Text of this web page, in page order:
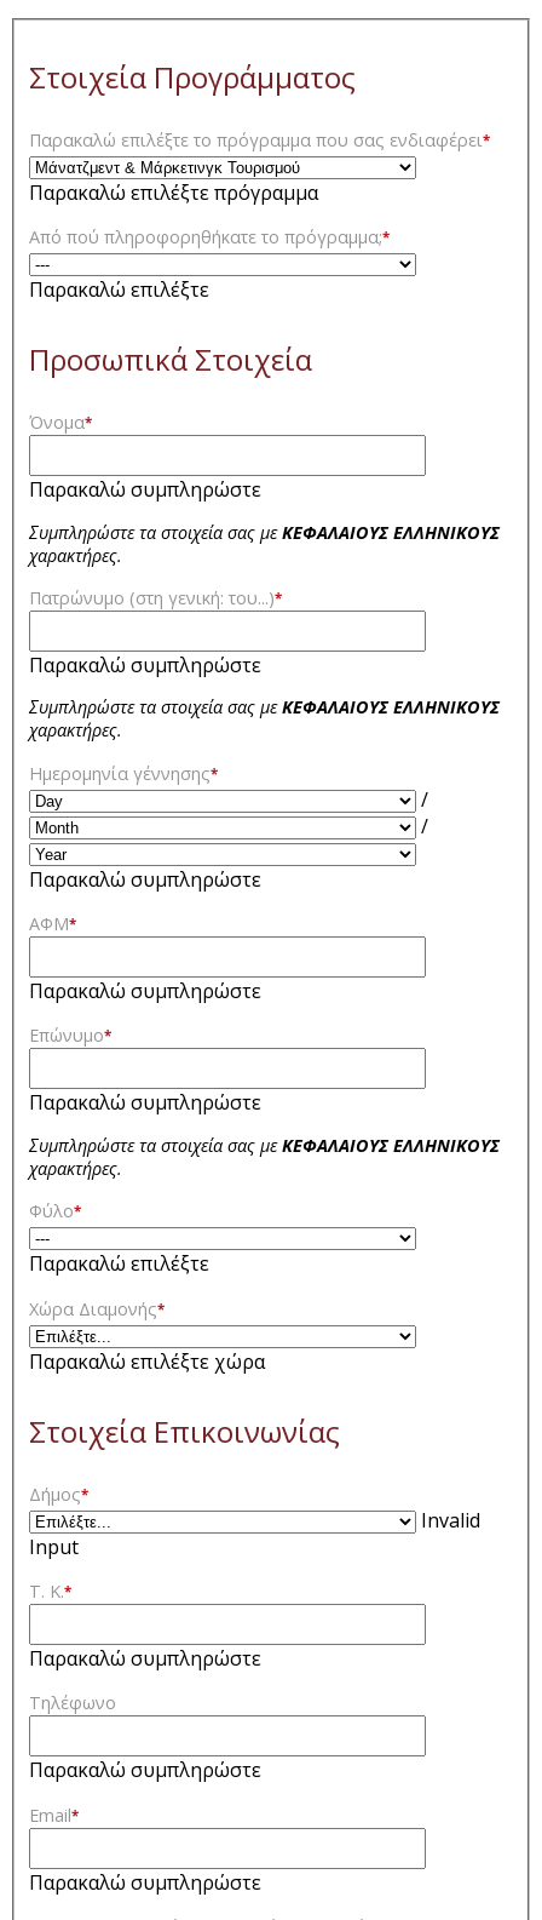
Στοιχεία Προγράμματος
Παρακαλώ επιλέξτε το πρόγραμμα που σας ενδιαφέρει*
Παρακαλώ επιλέξτε πρόγραμμα
Από πού πληροφορηθήκατε το πρόγραμμα;*
Παρακαλώ επιλέξτε
Προσωπικά Στοιχεία
Όνομα*
Παρακαλώ συμπληρώστε
Συμπληρώστε τα στοιχεία σας μεΚΕΦΑΛΑΙΟΥΣ ΕΛΛΗΝΙΚΟΥΣ
χαρακτήρες.
Πατρώνυμο (στη γενική: του...)*
Παρακαλώ συμπληρώστε
Συμπληρώστε τα στοιχεία σας μεΚΕΦΑΛΑΙΟΥΣ ΕΛΛΗΝΙΚΟΥΣ
χαρακτήρες.
Ημερομηνία γέννησης*
/
/
Παρακαλώ συμπληρώστε
ΑΦΜ*
Παρακαλώ συμπληρώστε
Επώνυμο*
Παρακαλώ συμπληρώστε
Συμπληρώστε τα στοιχεία σας μεΚΕΦΑΛΑΙΟΥΣ ΕΛΛΗΝΙΚΟΥΣ
χαρακτήρες.
Φύλο*
Παρακαλώ επιλέξτε
Χώρα Διαμονής*
Παρακαλώ επιλέξτε χώρα
Στοιχεία Επικοινωνίας
Δήμος*
Invalid
Input
Τ. Κ.*
Παρακαλώ συμπληρώστε
Τηλέφωνο
Παρακαλώ συμπληρώστε
Email*
Παρακαλώ συμπληρώστε